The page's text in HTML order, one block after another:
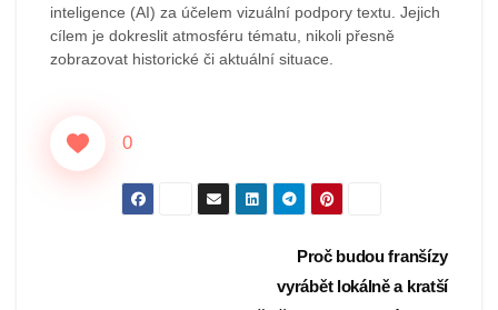
inteligence (AI) za účelem vizuální podpory textu. Jejich
cílem je dokreslit atmosféru tématu, nikoli přesně
zobrazovat historické či aktuální situace.
0
Proč budou franšízy
vyrábět lokálně a kratší